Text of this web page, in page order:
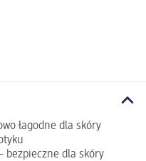
łagodne dla skóry
bezpieczne dla skóry